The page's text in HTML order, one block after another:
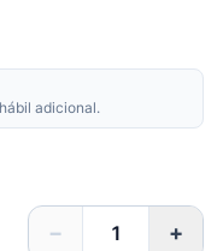
adicional.
− +